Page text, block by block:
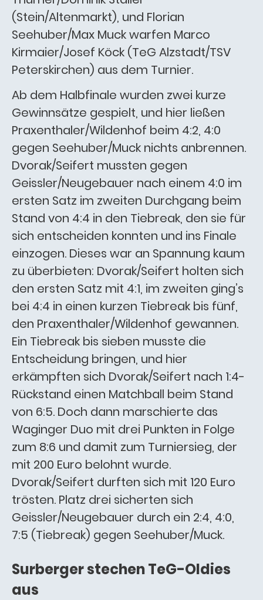
(Stein/Altenmarkt), und Florian
Seehuber/Max Muck warfen Marco
Kirmaier/Josef Köck (TeG Alzstadt/TSV
Peterskirchen) aus dem Turnier.
Ab dem Halbfinale wurden zwei kurze
Gewinnsätze gespielt, und hier ließen
Praxenthaler/Wildenhof beim 4:2, 4:0
gegen Seehuber/Muck nichts anbrennen.
Dvorak/Seifert mussten gegen
Geissler/Neugebauer nach einem 4:0 im
ersten Satz im zweiten Durchgang beim
Stand von 4:4 in den Tiebreak, den sie für
sich entscheiden konnten und ins Finale
einzogen. Dieses war an Spannung kaum
zu überbieten: Dvorak/Seifert holten sich
den ersten Satz mit 4:1, im zweiten ging’s
bei 4:4 in einen kurzen Tiebreak bis fünf,
den Praxenthaler/Wildenhof gewannen.
Ein Tiebreak bis sieben musste die
Entscheidung bringen, und hier
erkämpften sich Dvorak/Seifert nach 1:4-
Rückstand einen Matchball beim Stand
von 6:5. Doch dann marschierte das
Waginger Duo mit drei Punkten in Folge
zum 8:6 und damit zum Turniersieg, der
mit 200 Euro belohnt wurde.
Dvorak/Seifert durften sich mit 120 Euro
trösten. Platz drei sicherten sich
Geissler/Neugebauer durch ein 2:4, 4:0,
7:5 (Tiebreak) gegen Seehuber/Muck.
Surberger stechen TeG-Oldies
aus